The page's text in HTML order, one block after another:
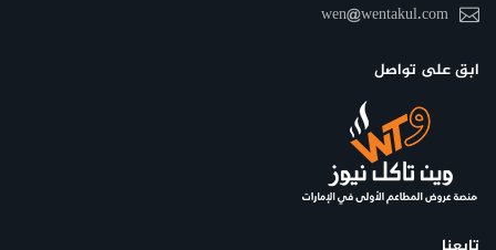
wen@wentakul.com
ابق على تواصل